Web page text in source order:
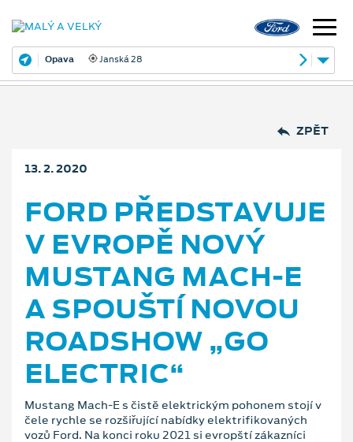
Opava Janská 28
ZPĚT
13. 2. 2020
FORD PŘEDSTAVUJE
V EVROPĚ NOVÝ
MUSTANG MACH-E
A SPOUŠTÍ NOVOU
ROADSHOW „GO
ELECTRIC“
Mustang Mach-E s čistě elektrickým pohonem stojí v
čele rychle se rozšiřující nabídky elektrifikovaných
vozů Ford. Na konci roku 2021 si evropští zákazníci